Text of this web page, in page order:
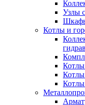
Узлы
Котлы и
Котлы
Котлы
Котлы